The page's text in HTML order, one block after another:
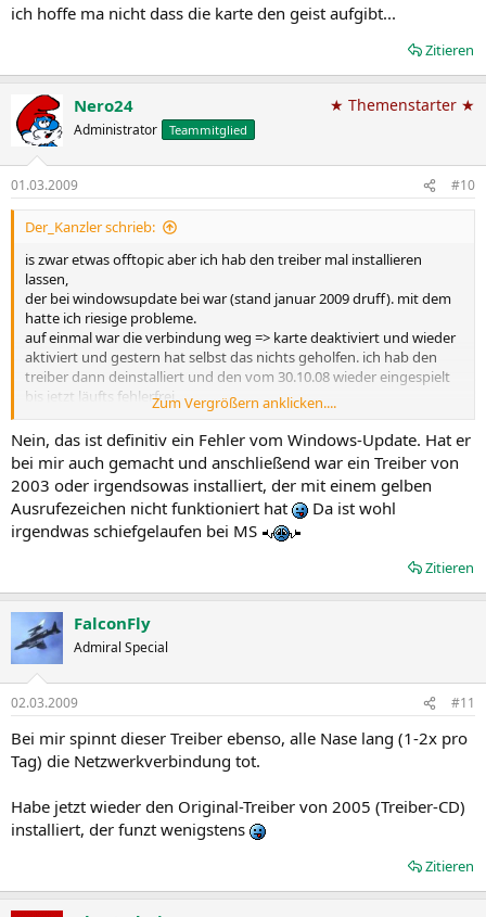
ich hoffe ma nicht dass die karte den geist aufgibt...
Zitieren
Nero24
Administrator Teammitglied
★ Themenstarter ★
01.03.2009 #10
Der_Kanzler schrieb:
is zwar etwas offtopic aber ich hab den treiber mal installieren
lassen,
der bei windowsupdate bei war (stand januar 2009 druff). mit dem
hatte ich riesige probleme.
auf einmal war die verbindung weg => karte deaktiviert und wieder
aktiviert und gestern hat selbst das nichts geholfen. ich hab den
treiber dann deinstalliert und den vom 30.10.08 wieder eingespielt
bis jetzt läufts fehlerfrei.
ich hoffe ma nicht dass die karte den geist aufgibt...
Zum Vergrößern anklicken....
Nein, das ist definitiv ein Fehler vom Windows-Update. Hat er
bei mir auch gemacht und anschließend war ein Treiber von
2003 oder irgendsowas installiert, der mit einem gelben
Ausrufezeichen nicht funktioniert hat
Da ist wohl
irgendwas schiefgelaufen bei MS
Zitieren
FalconFly
Admiral Special
02.03.2009 #11
Bei mir spinnt dieser Treiber ebenso, alle Nase lang (1-2x pro
Tag) die Netzwerkverbindung tot.
Habe jetzt wieder den Original-Treiber von 2005 (Treiber-CD)
installiert, der funzt wenigstens
Zitieren